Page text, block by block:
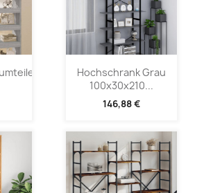
Hochschrank Grau
100x30x210...
146,88 €